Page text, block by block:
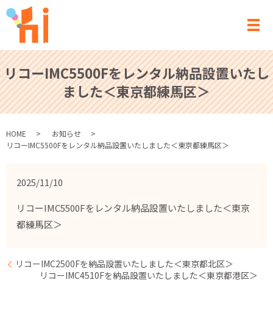
メ
リコーIMC5500Fをレンタル納品設置いたし
ました＜東京都練馬区＞
HOME
お知らせ
リコーIMC5500Fをレンタル納品設置いたしました＜東京都練馬区＞
2025/11/10
リコーIMC5500Fをレンタル納品設置いたしました＜東京
都練馬区＞
リコーIMC2500Fを納品設置いたしました＜東京都北区＞
リコーIMC4510Fを納品設置いたしました＜東京都港区＞